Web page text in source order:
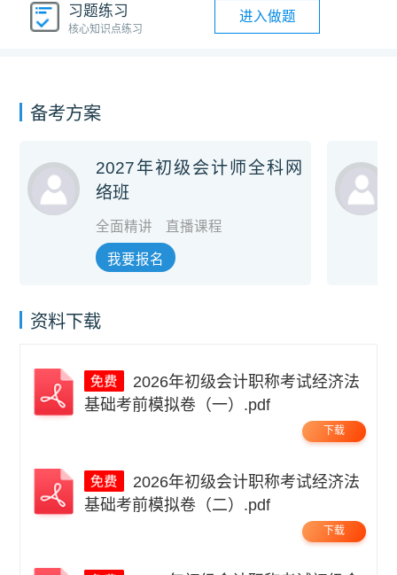
习题练习
核心知识点练习
进入做题
备考方案
2027年初级会计师全科网
络班
全面精讲 直播课程
我要报名
资料下载
基础考前模拟卷（一）.pdf
下载
基础考前模拟卷（二）.pdf
下载